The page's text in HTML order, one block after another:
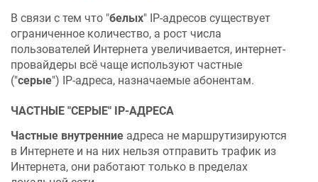
В связи с тем что "белых" IP-адресов существует
ограниченное количество, а рост числа
пользователей Интернета увеличивается, интернет-
провайдеры всё чаще используют частные
("серые") IP-адреса, назначаемые абонентам.
ЧАСТНЫЕ "СЕРЫЕ" IP-АДРЕСА
Частные внутренние адреса не маршрутизируются
в Интернете и на них нельзя отправить трафик из
Интернета, они работают только в пределах